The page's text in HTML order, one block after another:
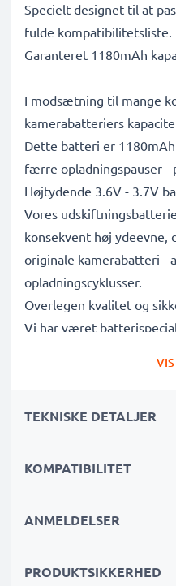
Specielt designet til at
fulde kompatibilitetsliste.
Garanteret 1180mAh
I modsætning til mange
kamerabatteriers
Dette batteri er
færre opladningspauser -
Højtydende 3.6V - 3.7V
Vores
konsekvent høj ydeevne,
originale kamerabatteri -
opladningscyklusser.
Overlegen kvalitet og
Vi har været
Uundværlig i enhver
strøm til intensive,
Vælg CELLONIC og gå
TEKNISKE DETALJER
KOMPATIBILITET
ANMELDELSER
PRODUKTSIKKERHED